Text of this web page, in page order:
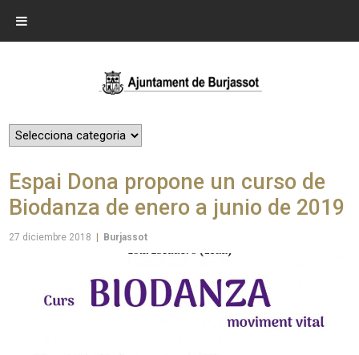
Espai Dona propone un curso de
Biodanza de enero a junio de 2019
27 diciembre 2018 Burjassot